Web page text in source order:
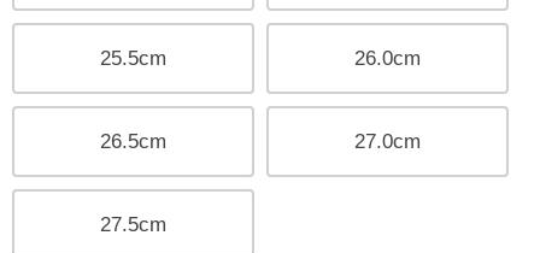
25.5cm 26.0cm
26.5cm 27.0cm
27.5cm